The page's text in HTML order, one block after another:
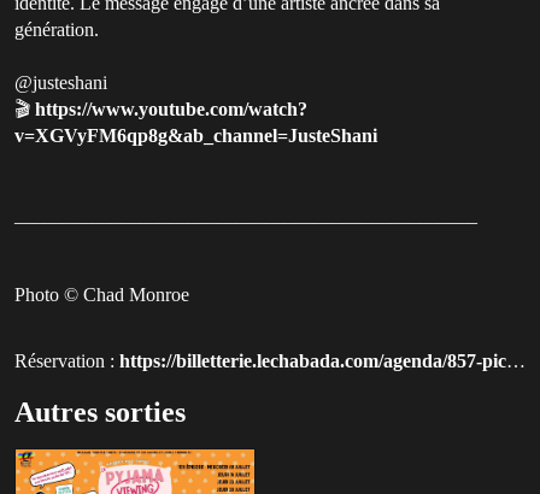
génération.
@justeshani
🎬 https://www.youtube.com/watch?
v=XGVyFM6qp8g&ab_channel=JusteShani
Photo © Chad Monroe
Réservation : https://billetterie.lechabada.com/agenda/857-piche?session=857
Autres sorties